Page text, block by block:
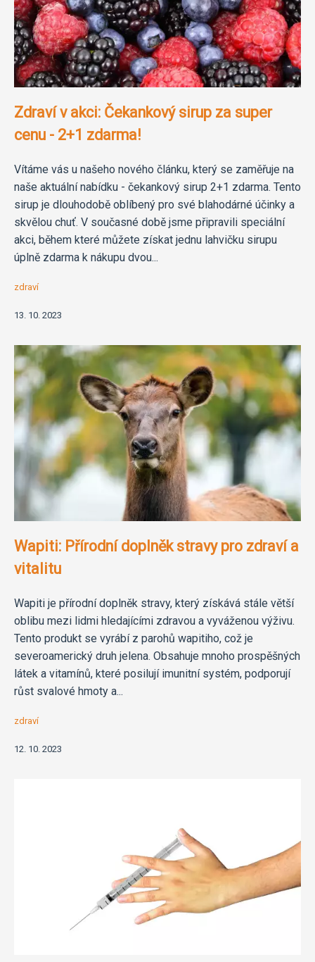
Zdraví v akci: Čekankový sirup za super
cenu - 2+1 zdarma!
Vítáme vás u našeho nového článku, který se zaměřuje na
naše aktuální nabídku - čekankový sirup 2+1 zdarma. Tento
sirup je dlouhodobě oblíbený pro své blahodárné účinky a
skvělou chuť. V současné době jsme připravili speciální
akci, během které můžete získat jednu lahvičku sirupu
úplně zdarma k nákupu dvou...
zdraví
13. 10. 2023
Wapiti: Přírodní doplněk stravy pro zdraví a
vitalitu
Wapiti je přírodní doplněk stravy, který získává stále větší
oblibu mezi lidmi hledajícími zdravou a vyváženou výživu.
Tento produkt se vyrábí z parohů wapitiho, což je
severoamerický druh jelena. Obsahuje mnoho prospěšných
látek a vitamínů, které posilují imunitní systém, podporují
růst svalové hmoty a...
zdraví
12. 10. 2023